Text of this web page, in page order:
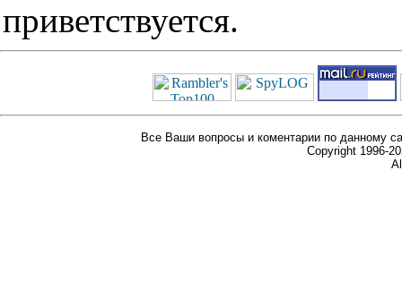
приветствуется.
Все Ваши вопросы и коментарии по данному
Copyright 1996-